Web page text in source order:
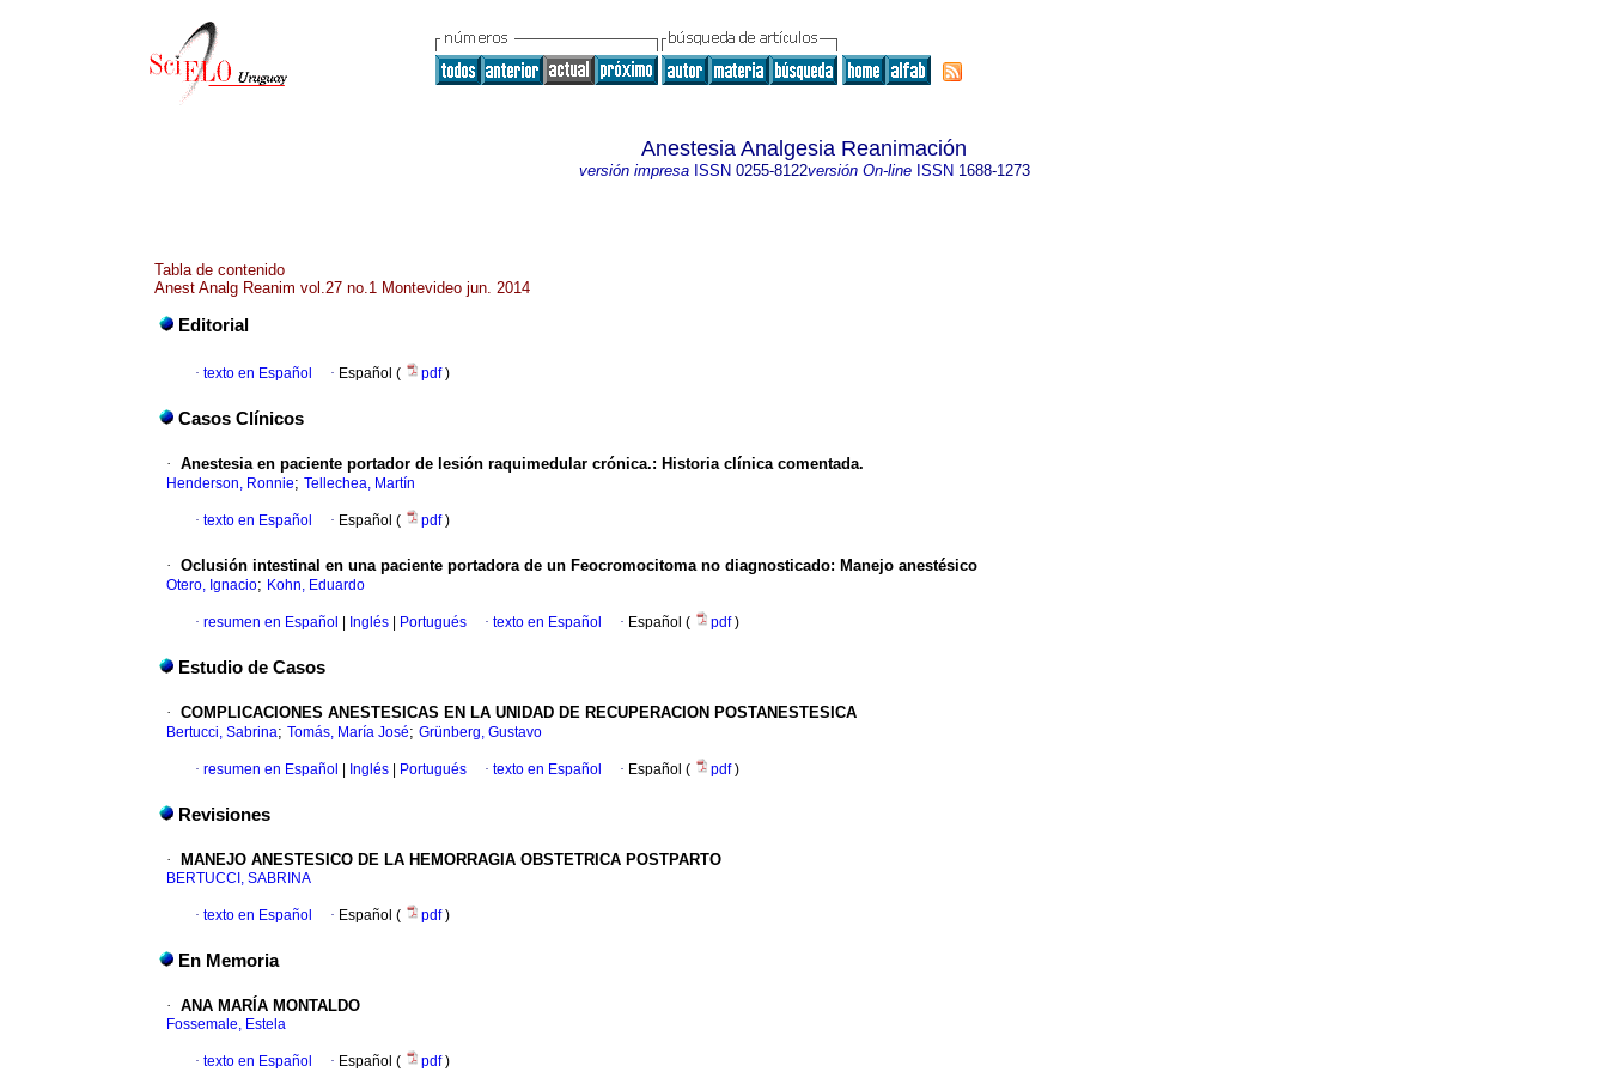
Anestesia Analgesia Reanimación
versión impresaISSN 0255-8122versión On-lineISSN 1688-1273
Tabla de contenido
Anest Analg Reanim vol.27 no.1 Montevideo jun. 2014
Editorial
· texto en Español · Español ( pdf)
Casos Clínicos
· Anestesia en paciente portador de lesión raquimedular crónica.: Historia clínica comentada.
Henderson, Ronnie; Tellechea, Martín
· texto en Español · Español ( pdf)
· Oclusión intestinal en una paciente portadora de un Feocromocitoma no diagnosticado: Manejo anestésico
Otero, Ignacio; Kohn, Eduardo
· resumen en Español Inglés Portugués · texto en Español · Español ( pdf)
Estudio de Casos
· COMPLICACIONES ANESTESICAS EN LA UNIDAD DE RECUPERACION POSTANESTESICA
Bertucci, Sabrina; Tomás, María José; Grünberg, Gustavo
· resumen en Español Inglés Portugués · texto en Español · Español ( pdf)
Revisiones
· MANEJO ANESTESICO DE LA HEMORRAGIA OBSTETRICA POSTPARTO
BERTUCCI, SABRINA
· texto en Español · Español ( pdf)
En Memoria
· ANA MARÍA MONTALDO
Fossemale, Estela
· texto en Español · Español ( pdf)